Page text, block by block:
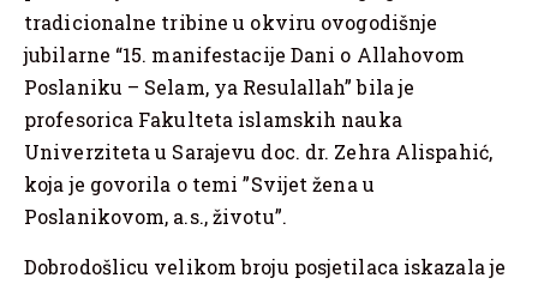
tradicionalne tribine u okviru ovogodišnje
jubilarne “15. manifestacije Dani o Allahovom
Poslaniku – Selam, ya Resulallah” bila je
profesorica Fakulteta islamskih nauka
Univerziteta u Sarajevu doc. dr. Zehra Alispahić,
koja je govorila o temi ”Svijet žena u
Poslanikovom, a.s., životu”.
Dobrodošlicu velikom broju posjetilaca iskazala je